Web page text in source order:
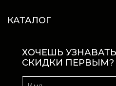
КАТАЛОГ
ХОЧЕШЬ
СКИДКИ ПЕРВЫМ?